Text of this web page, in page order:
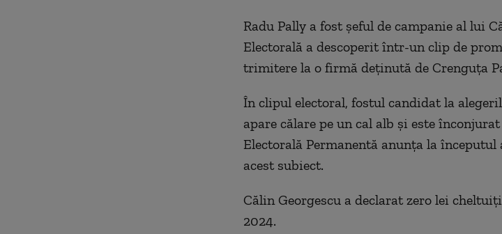
Radu Pally a fost șeful de campanie al lui
Electorală a descoperit într-un clip de
trimitere la o firmă deținută de Crenguța
În clipul electoral, fostul candidat la
apare călare pe un cal alb și este
Electorală Permanentă anunța la
acest subiect.
Călin Georgescu a declarat zero lei
2024.